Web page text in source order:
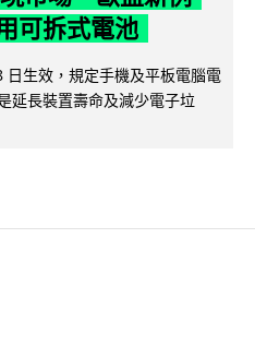
可拆式電池
生效，規定手機及平板電腦電
延長裝置壽命及減少電子垃